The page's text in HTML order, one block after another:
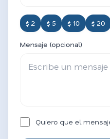
$ 2 $ 5 $ 10 $ 20
Mensaje (opcional)
Quiero que el